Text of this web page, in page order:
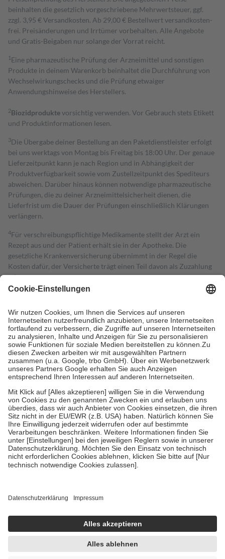
beinhalten die gesetzlich vorgeschriebene Mehrwertsteuer, ggf.
zzgl. 3,95 € Versandkosten. Ab 29,00 € Bestell­wert versand­kosten­
frei. Preisänderungen und Irrtümer vorbehalten. Alle Angebote
und Gratis-Beigaben nur solange der Vorrat reicht.
1 Eine pharmazeutische Prüfung der Arzneimittel und sonstigen
Produkte in deinem Warenkorb beinhaltet die Durchführung von
Wechselwirkungschecks und die Prüfung etwaiger
Anwendungshinweise des Herstellers.
2Biozidproduktevorsichtig verwenden. Vor Gebrauch stets Etikett
und Produktinformationen lesen.
3Die Übergabe deiner Bestellung an den Paketdienstleister erfolgt
bei uns werktags von Montag bis Freitag bis 18:00 Uhr. Der genaue
Lieferzeitpunkt kann je nach Region und in Abhängigkeit der
Produktverfügbarkeit sowie vom Zustellzeitpunkt des Spediteurs
abweichen. Darüber hinaus können notwendige pharmazeutische
Prüfungen, die zu deiner Arzneimittelsicherheit dienen, die
Lieferfrist um die Dauer der Prüfungen einschließlich Klärungen
verlängern.
4Für verschreibungspflichtige Medikamente stellt der Arzt ein
Rezept aus und der Patient erhält sie in der Apotheke. Die
gesetzliche Krankenversicherung übernimmt in der Regel die
Kosten dafür, der Versicherte trägt einen Teil davon als Zuzahlung
mit.
Grundsätzlich leisten Mitglieder Zuzahlungen in Höhe von zehn
höchstens zehn Euro.
Es sind jedoch nie mehr als die tatsächlichen
Kosten der Leistung zu entrichten.
Diese Regeln gelten grundsätzlich auch für Online-Apotheken.
Bei Heilmitteln und häuslicher Krankenpflege beträgt die
Zuzahlung zehn Prozent der Kosten sowie zehn Euro je
Verordnung.
Um das Engagement der Versicherten für ihre eigene Gesundheit zu
stärken und die besondere Stellung der Familie zu unterstützen,
fallenkeine Zuzahlungenan bei:
• Kindern und Jugendlichen bis zum vollendeten 18. Lebensjahr
mit Ausnahme der Fahrkosten
• Untersuchungen zur Vorsorge und Früherkennung, die von der
GKV getragen werden
• empfohlenen Schutzimpfungen
• Harn- und Blutteststreifen
getroffen, um sicherzustellen, dass es sich um echte Bewertungen
https://help.etrusted.com/hc/de/articles/4419944605341
Einige Bilder und Inhalte wurden unter Zuhilfenahme künstlicher